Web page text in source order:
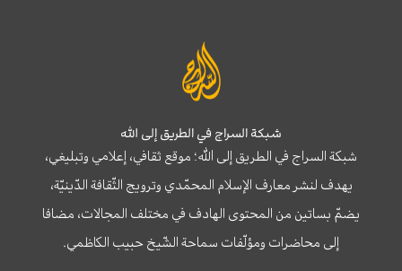
شبكة السراج في الطريق إلى الله
شبكة السراج في الطريق إلى الله؛ موقع ثقافي، إعلامي وتبليغي،
يهدف لنشر معارف الإسلام المحمّدي وترويج الثّقافة الدّينيّة،
يضمّ بساتين من المحتوى الهادف في مختلف المجالات، مضافا
إلى محاضرات ومؤلّفات سماحة الشّيخ حبيب الكاظمي.